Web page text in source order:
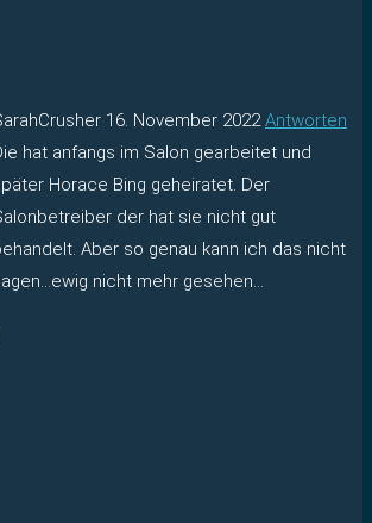
16. November 2022 Antworten
hat anfangs im Salon gearbeitet und
Horace Bing geheiratet. Der
der hat sie nicht gut
Aber so genau kann ich das nicht
nicht mehr gesehen…